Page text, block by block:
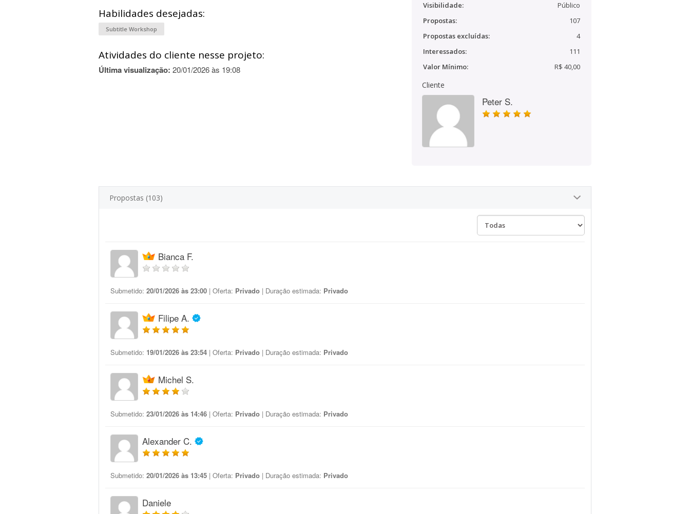
Habilidades desejadas:
Subtitle Workshop
Atividades do cliente nesse projeto:
Última visualização: 20/01/2026 às 19:08
Visibilidade:
Público
Propostas:
107
Propostas excluídas:
4
Interessados:
111
Valor Mínimo:
R$ 40,00
Cliente
Peter S.
Propostas (103)
Bianca F.
Submetido: 20/01/2026 às 23:00 | Oferta: Privado | Duração estimada: Privado
Filipe A.
Submetido: 19/01/2026 às 23:54 | Oferta: Privado | Duração estimada: Privado
Michel S.
Submetido: 23/01/2026 às 14:46 | Oferta: Privado | Duração estimada: Privado
Alexander C.
Submetido: 20/01/2026 às 13:45 | Oferta: Privado | Duração estimada: Privado
Daniele